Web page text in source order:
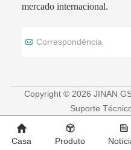
mercado internacional.
Copyright © 2026 JINAN
Suporte
Casa Produto